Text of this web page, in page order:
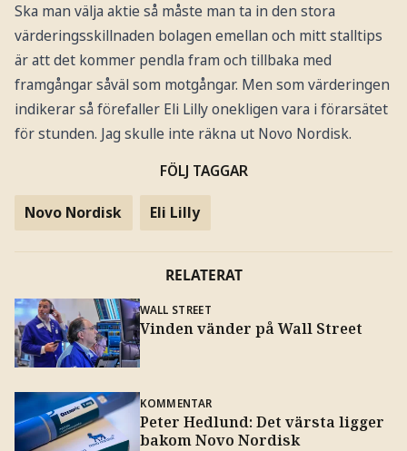
Ska man välja aktie så måste man ta in den stora
värderingsskillnaden bolagen emellan och mitt stalltips
är att det kommer pendla fram och tillbaka med
framgångar såväl som motgångar. Men som värderingen
indikerar så förefaller Eli Lilly onekligen vara i förarsätet
för stunden. Jag skulle inte räkna ut Novo Nordisk.
FÖLJ TAGGAR
Novo Nordisk Eli Lilly
RELATERAT
WALL STREET
Vinden vänder på Wall Street
KOMMENTAR
Peter Hedlund: Det värsta ligger
bakom Novo Nordisk